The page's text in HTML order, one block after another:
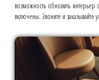
возможность обновить
включены. Звоните и заказывайте